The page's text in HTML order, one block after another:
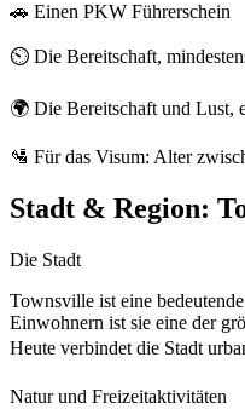
🚗 Einen PKW Führerschein
⏲️ Die Bereitschaft,
🌍 Die Bereitschaft und Lust,
🛂 Für das Visum: Alter
Stadt & Region:
Die Stadt
Townsville ist eine
Einwohnern ist sie eine der
Heute verbindet die Stadt
Natur und Freizeitaktivitäten